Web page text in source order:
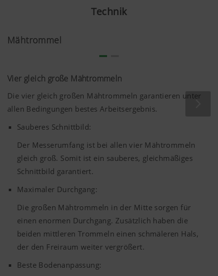
beim Rind, Schaf, Pferd und Geflügel den
Technik
Mähtrommel
Vier gleich große Mähtrommeln
Die vier gleich großen Mähtrommeln garantieren unter
allen Bedingungen bestes Arbeitsergebnis.
Sauberes Schnittbild:
Der Messerumfang ist bei allen vier Mähtrommeln
gleich groß. Somit ist ein sauberes, gleichmäßiges
Schnittbild garantiert.
Maximaler Durchgang:
Die großen Mähtrommeln in der Mitte sorgen für
einen enormen Durchgang. Zusätzlich haben die
beiden mittleren Trommeln einen schmäleren Hals,
der den Freiraum weiter vergrößert.
Beste Bodenanpassung: